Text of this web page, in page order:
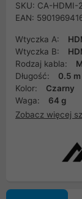
SKU: CA-HDMI-
EAN:
Wtyczka A:
Wtyczka B:
Rodzaj kabla:
Długość:
0.5 m
Kolor:
Czarny
Waga:
64 g
Zobacz więcej